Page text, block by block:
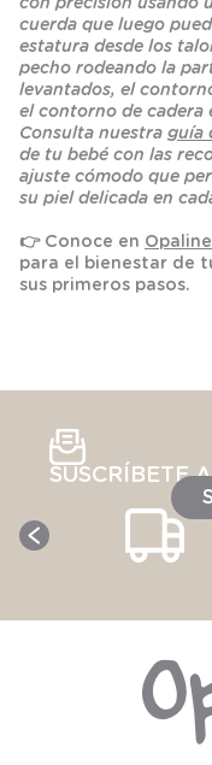
cuerda que luego
estatura desde los
pecho rodeando la
levantados, el
el contorno de cadera
Consulta nuestra guía
de tu bebé con las
ajuste cómodo que
su piel delicada en
👉 Conoce en
para el bienestar de
sus primeros pasos.
SUSCRÍBETE